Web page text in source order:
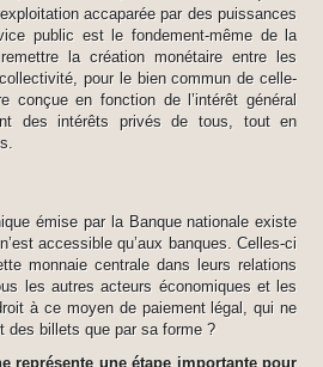
accaparée par des puissances
public est le fondement-même de la
la création monétaire entre les
pour le bien commun de celle-
conçue en fonction de l’intérêt général
des intérêts privés de tous, tout en
émise par la Banque nationale existe
accessible qu’aux banques. Celles-ci
monnaie centrale dans leurs relations
les autres acteurs économiques et les
à ce moyen de paiement légal, qui ne
des billets que par sa forme ?
représente une étape importante pour